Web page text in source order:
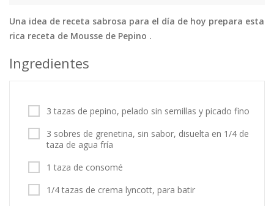
Tortas Vegetales
Vegetarian…
Tips y Trucos
Entrar / Registrarse
Una idea de receta sabrosa para el día de hoy prepara esta
rica receta de Mousse de Pepino .
Ingredientes
3 tazas de pepino, pelado sin semillas y picado fino
3 sobres de grenetina, sin sabor, disuelta en 1/4 de
taza de agua fría
1 taza de consomé
1/4 tazas de crema lyncott, para batir